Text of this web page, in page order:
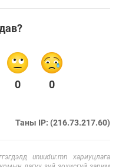
0 0
Таны IP: (216.73.217.60)
unuudur.mn хариуцлага